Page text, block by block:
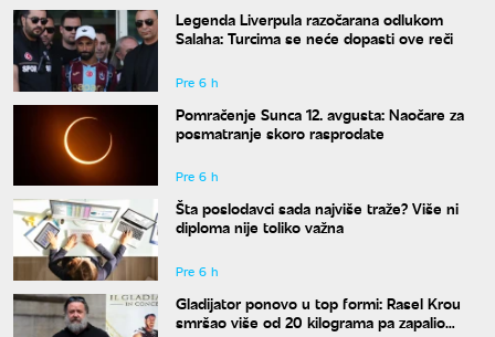
Legenda Liverpula razočarana odlukom
Salaha: Turcima se neće dopasti ove reči
Pre 6 h
Pomračenje Sunca 12. avgusta: Naočare za
posmatranje skoro rasprodate
Pre 6 h
Šta poslodavci sada najviše traže? Više ni
diploma nije toliko važna
Pre 6 h
Gladijator ponovo u top formi: Rasel Krou
smršao više od 20 kilograma pa zapalio